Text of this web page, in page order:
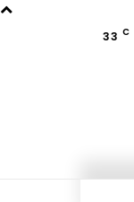
33 C